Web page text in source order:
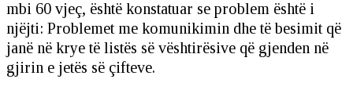
mbi 60 vjeç, është konstatuar se problem është i
njëjti: Problemet me komunikimin dhe të besimit që
janë në krye të listës së vështirësive që gjenden në
gjirin e jetës së çifteve.